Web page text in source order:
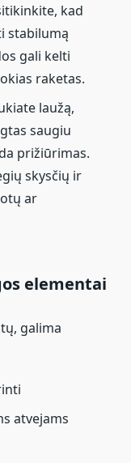
kad
stabilumą
gali kelti
raketas.
laužą,
saugiu
prižiūrimas.
skysčių ir
ar
elementai
galima
atvejams